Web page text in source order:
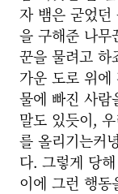
자 뱀은 굳었던
을 구해준 나무
꾼을 물려고 하
가운 도로 위에
물에 빠진 사람
말도 있듯이,
를 올리기는커
다. 그렇게 당
이에 그런 행동